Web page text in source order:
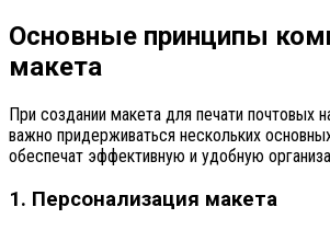
Основные принципы
макета
При создании макета для печати почтовых
важно придерживаться нескольких
обеспечат эффективную и удобную
1. Персонализация макета